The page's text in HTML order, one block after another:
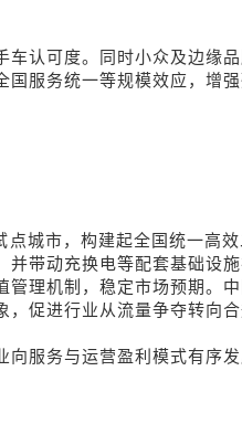
认可度。同时小众及边缘
服务统一等规模效应，增
城市，构建起全国统一高
带动充换电等配套基础设
理机制，稳定市场预期。
促进行业从流量争夺转向合
服务与运营盈利模式有序发